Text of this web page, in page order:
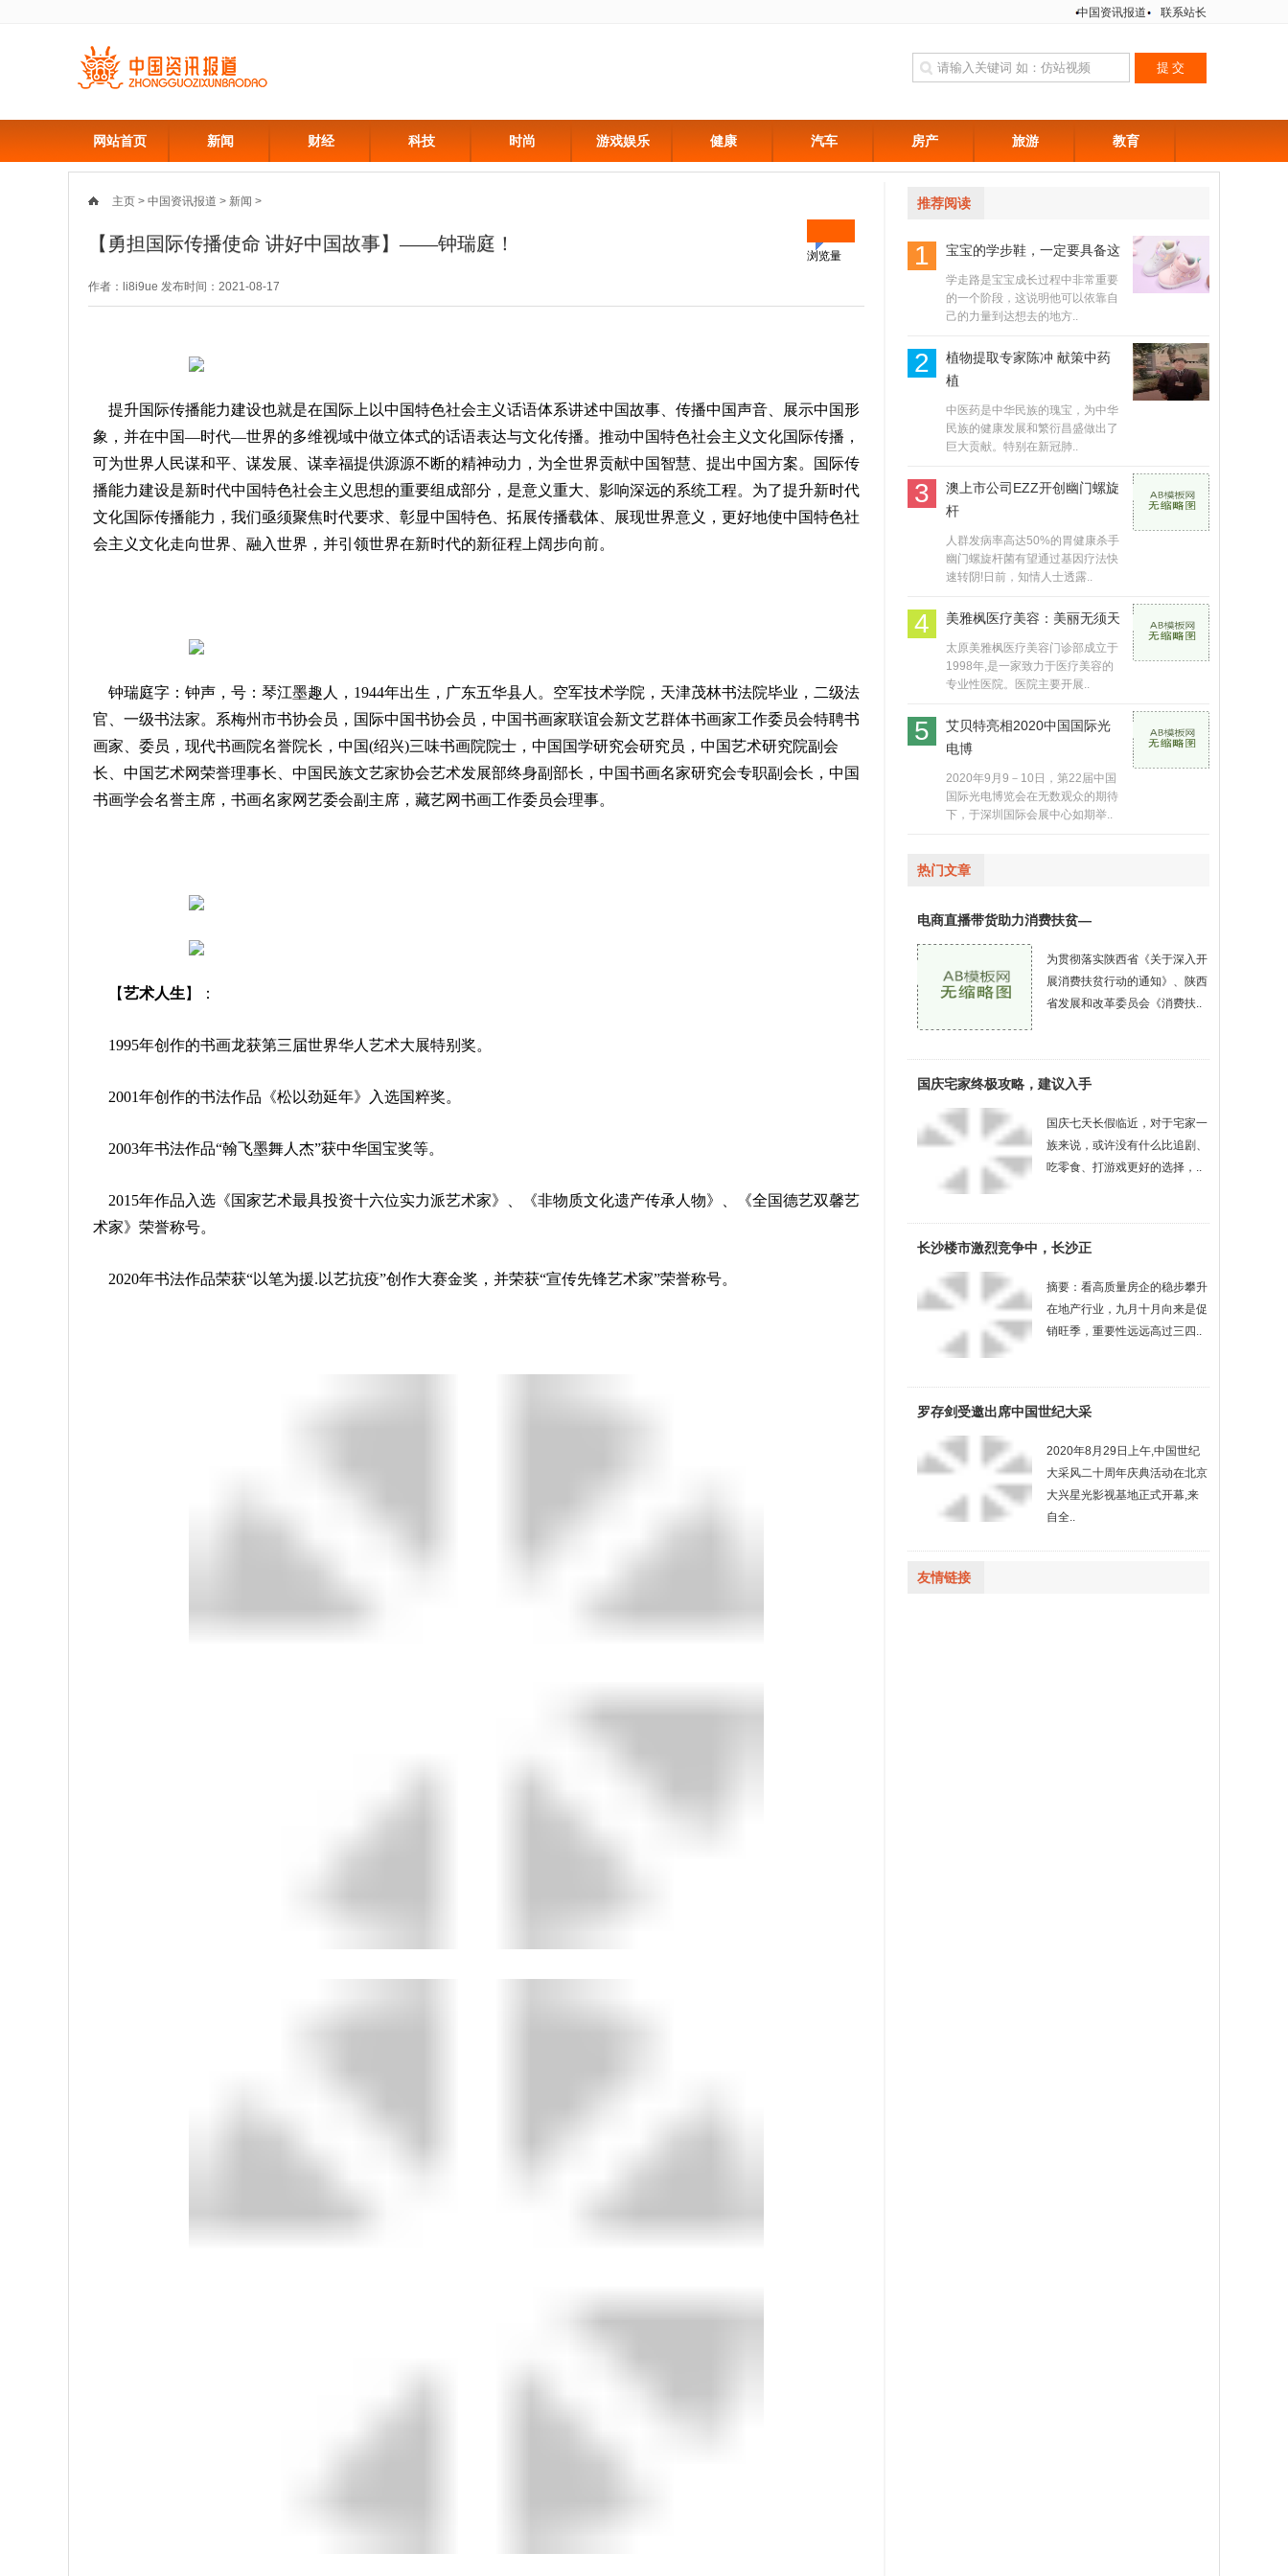
中国资讯报道 联系站长
网站首页 新闻 财经 科技 时尚 游戏娱乐 健康 汽车 房产 旅游 教育
主页 > 中国资讯报道 > 新闻 >
浏览量
【勇担国际传播使命 讲好中国故事】——钟瑞庭！
作者：li8i9ue 发布时间：2021-08-17
提升国际传播能力建设也就是在国际上以中国特色社会主义话语体系讲述中国故事、传播中国声音、展示中国形
象，并在中国—时代—世界的多维视域中做立体式的话语表达与文化传播。推动中国特色社会主义文化国际传播，
可为世界人民谋和平、谋发展、谋幸福提供源源不断的精神动力，为全世界贡献中国智慧、提出中国方案。国际传
播能力建设是新时代中国特色社会主义思想的重要组成部分，是意义重大、影响深远的系统工程。为了提升新时代
文化国际传播能力，我们亟须聚焦时代要求、彰显中国特色、拓展传播载体、展现世界意义，更好地使中国特色社
会主义文化走向世界、融入世界，并引领世界在新时代的新征程上阔步向前。
钟瑞庭字：钟声，号：琴江墨趣人，1944年出生，广东五华县人。空军技术学院，天津茂林书法院毕业，二级法
官、一级书法家。系梅州市书协会员，国际中国书协会员，中国书画家联谊会新文艺群体书画家工作委员会特聘书
画家、委员，现代书画院名誉院长，中国(绍兴)三味书画院院士，中国国学研究会研究员，中国艺术研究院副会
长、中国艺术网荣誉理事长、中国民族文艺家协会艺术发展部终身副部长，中国书画名家研究会专职副会长，中国
书画学会名誉主席，书画名家网艺委会副主席，藏艺网书画工作委员会理事。
【艺术人生 】：
1995年创作的书画龙获第三届世界华人艺术大展特别奖。
2001年创作的书法作品《松以劲延年》入选国粹奖。
2003年书法作品“翰飞墨舞人杰”获中华国宝奖等。
2015年作品入选《国家艺术最具投资十六位实力派艺术家》、《非物质文化遗产传承人物》、《全国德艺双馨艺
术家》荣誉称号。
2020年书法作品荣获“以笔为援.以艺抗疫”创作大赛金奖，并荣获“宣传先锋艺术家”荣誉称号。
推荐阅读
1 宝宝的学步鞋，一定要具备这
学走路是宝宝成长过程中非常重要
的一个阶段，这说明他可以依靠自
己的力量到达想去的地方..
2
植物提取专家陈冲 献策中药
植
中医药是中华民族的瑰宝，为中华
民族的健康发展和繁衍昌盛做出了
巨大贡献。特别在新冠肺..
3
澳上市公司EZZ开创幽门螺旋
杆
人群发病率高达50%的胃健康杀手
幽门螺旋杆菌有望通过基因疗法快
速转阴!日前，知情人士透露..
4 美雅枫医疗美容：美丽无须天
太原美雅枫医疗美容门诊部成立于
1998年,是一家致力于医疗美容的
专业性医院。医院主要开展..
5
艾贝特亮相2020中国国际光
电博
2020年9月9－10日，第22届中国
国际光电博览会在无数观众的期待
下，于深圳国际会展中心如期举..
热门文章
电商直播带货助力消费扶贫—
为贯彻落实陕西省《关于深入开
展消费扶贫行动的通知》、陕西
省发展和改革委员会《消费扶..
国庆宅家终极攻略，建议入手
国庆七天长假临近，对于宅家一
族来说，或许没有什么比追剧、
吃零食、打游戏更好的选择，..
长沙楼市激烈竞争中，长沙正
摘要：看高质量房企的稳步攀升
在地产行业，九月十月向来是促
销旺季，重要性远远高过三四..
罗存剑受邀出席中国世纪大采
2020年8月29日上午,中国世纪
大采风二十周年庆典活动在北京
大兴星光影视基地正式开幕,来
自全..
友情链接